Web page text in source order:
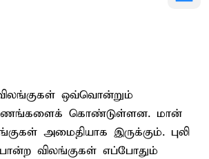
ஒவ்வொன்றும்
கொண்டுள்ளன. மான்
அமைதியாக இருக்கும். புலி
விலங்குகள் எப்போதும்